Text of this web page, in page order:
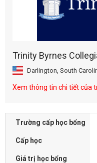
Trinity Byrnes
Darlington, South
Xem thông tin chi tiết của
Trường cấp học bổng
Cấp học
Giá trị học bổng